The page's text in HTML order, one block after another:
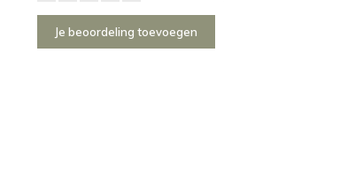
Je beoordeling toevoegen